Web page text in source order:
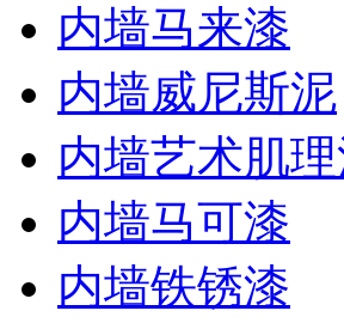
内墙马来漆
内墙威尼斯泥
内墙艺术肌
内墙马可漆
内墙铁锈漆